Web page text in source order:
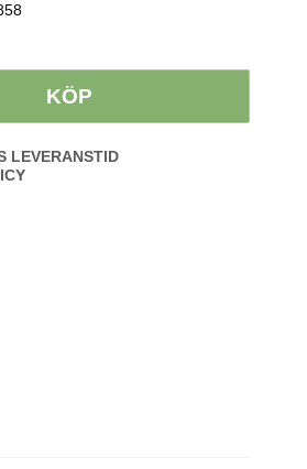
KÖP
LEVERANSTID